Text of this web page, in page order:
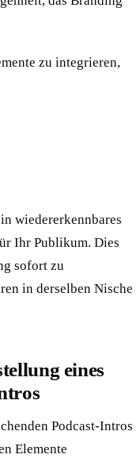
zu integrieren,
wiedererkennbares
Ihr Publikum. Dies
sofort zu
in derselben Nische
eines
Podcast-Intros
Elemente